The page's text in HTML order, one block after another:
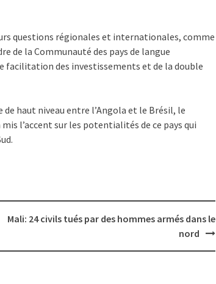
questions régionales et internationales, comme
de la Communauté des pays de langue
facilitation des investissements et de la double
haut niveau entre l’Angola et le Brésil, le
l’accent sur les potentialités de ce pays qui
Mali: 24 civils tués par des hommes armés dans le
nord